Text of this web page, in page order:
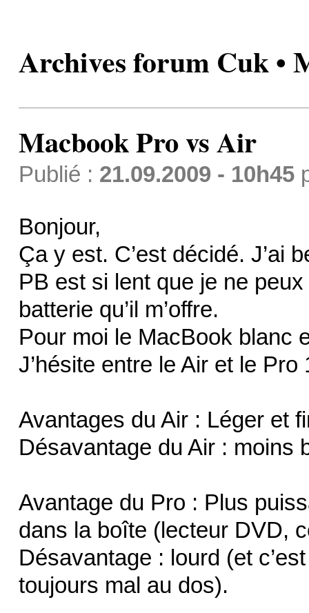
Archives forum Cuk •
Macbook Pro vs Air
Publié : 21.09.2009 - 10h45
Bonjour,
Ça y est. C’est décidé. J’ai
PB est si lent que je ne
batterie qu’il m’offre.
Pour moi le MacBook blanc
J’hésite entre le Air et le Pro
Avantages du Air : Léger et
Désavantage du Air : moins
Avantage du Pro : Plus
dans la boîte (lecteur DVD,
Désavantage : lourd (et
toujours mal au dos).